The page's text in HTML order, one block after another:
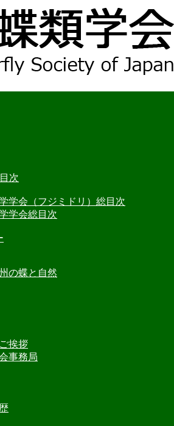
次
学会（フジミドリ）総目次
学会総目次
の蝶と自然
挨拶
事務局